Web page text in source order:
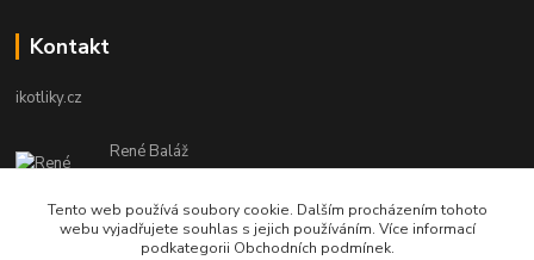
Kontakt
ikotliky.cz
René Baláž
Eshop: +421 902 212 007
od 8:00 - do 16:00 hod
info@ikotliky.cz
Tento web používá soubory cookie. Dalším procházením tohoto
webu vyjadřujete souhlas s jejich používáním. Více informací
podkategorii Obchodních podmínek.